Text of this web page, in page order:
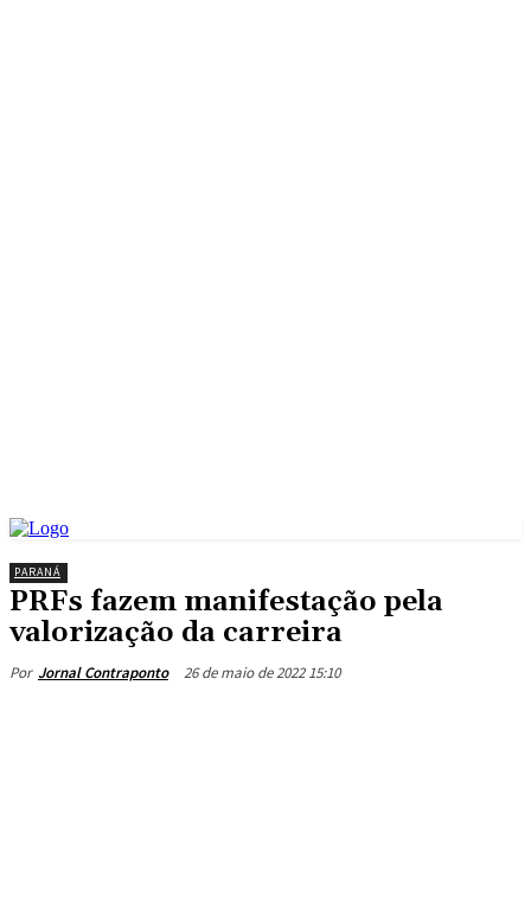
PARANÁ
PRFs fazem manifestação pela
valorização da carreira
Por Jornal Contraponto 26 de maio de 2022 15:10